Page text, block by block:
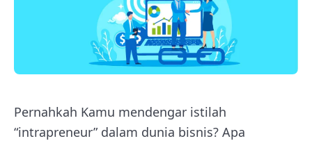
Pernahkah Kamu mendengar istilah
“intrapreneur” dalam dunia bisnis? Apa